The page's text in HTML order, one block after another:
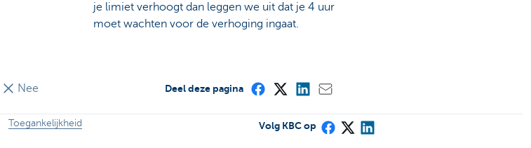
je limiet verhoogt dan leggen we uit dat je 4 uur
moet wachten voor de verhoging ingaat.
Nee Deel deze pagina
Toegankelijkheid Volg KBC op